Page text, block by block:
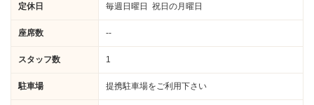
定休日 毎週日曜日 祝日の月曜日
座席数 --
スタッフ数 1
駐車場 提携駐車場をご利用下さい